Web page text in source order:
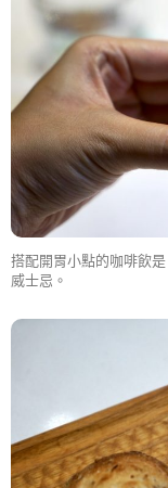
搭配開胃小點的咖啡飲
威士忌。